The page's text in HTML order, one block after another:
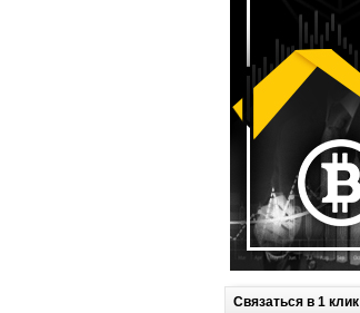
Связаться в 1 клик